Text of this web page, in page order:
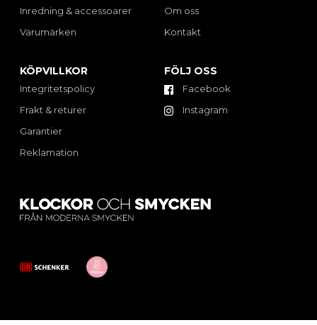
Inredning & accessoarer
Varumärken
Om oss
Kontakt
KÖPVILLKOR
Integritetspolicy
Frakt & returer
Garantier
Reklamation
FÖLJ OSS
Facebook
Instagram